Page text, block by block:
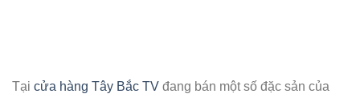
Tại cửa hàng Tây Bắc TV đang bán một số đặc sản của